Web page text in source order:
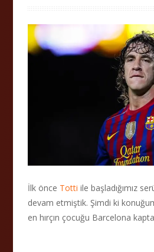
İlk önce Totti ile başladığımız
devam etmiştik. Şimdi ki
en hırçın çocuğu Barcelona